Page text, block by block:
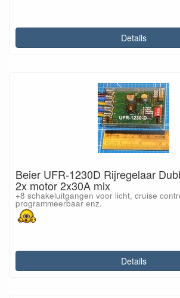
Details
Beier UFR-1230D Rijregelaar
2x motor 2x30A mix
+8 schakeluitgangen voor licht, cruise
programmeerbaar enz.
Details